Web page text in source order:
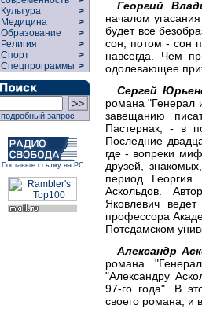
Культура
>
Медицина
>
Образование
>
Религия
>
Спорт
>
Спецпрограммы >
подробный запрос
Поставьте ссылку на РС
Георгий
началом
будет все
сон, потом - сон
навсегда. Чем
одолевающее
Сергей
романа "Генерал
завещанию
Пастернак, - в
Последние
где - вопреки
друзей,
период Георгия
Аскольдов.
Яковлевич
профессора
Потсдамском
Александр
романа
"Александру
97-го года". В
своего романа, и